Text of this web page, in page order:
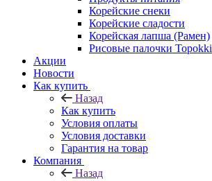
Корейские снеки
Корейские сладости
Корейская лапша (Рамен)
Рисовые палочки Topokki
Акции
Новости
Как купить
Назад
Как купить
Условия оплаты
Условия доставки
Гарантия на товар
Компания
Назад